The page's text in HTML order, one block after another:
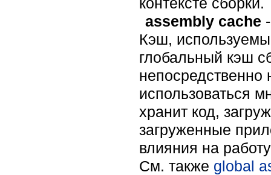
assembly cache
Кэш,
глобальный кэш
непосредственно
использоваться
хранит код,
загруженные
влияния на
Cм. также global